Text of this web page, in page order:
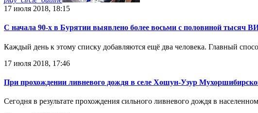
17 июля 2018, 18:15
С начала 90-х в Бурятии выявлено более восьми с половиной тысяч
Каждый день к этому списку добавляются ещё два человека. Главный
17 июля 2018, 17:46
При прохождении ливневого дождя в селе Хошун-Узур
Сегодня в результате прохождения сильного ливневого дождя в